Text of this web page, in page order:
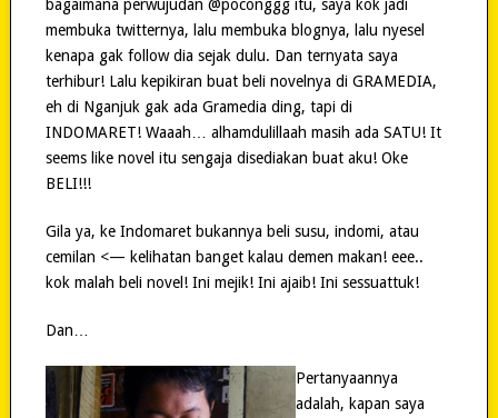
bagaimana perwujudan @poconggg itu, saya kok jadi
membuka twitternya, lalu membuka blognya, lalu nyesel
kenapa gak follow dia sejak dulu. Dan ternyata saya
terhibur! Lalu kepikiran buat beli novelnya di GRAMEDIA,
eh di Nganjuk gak ada Gramedia ding, tapi di
INDOMARET! Waaah… alhamdulillaah masih ada SATU! It
seems like novel itu sengaja disediakan buat aku! Oke
BELI!!!
Gila ya, ke Indomaret bukannya beli susu, indomi, atau
cemilan <— kelihatan banget kalau demen makan! eee..
kok malah beli novel! Ini mejik! Ini ajaib! Ini sessuattuk!
Dan…
Pertanyaannya
adalah, kapan saya